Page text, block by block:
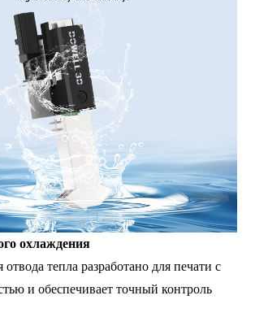
охлаждения
тепла разработано для печати с
и обеспечивает точный контроль